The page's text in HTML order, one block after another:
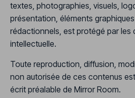
textes, photographies, visuels,
présentation, éléments
rédactionnels, est protégé par les
intellectuelle.
Toute reproduction, diffusion,
non autorisée de ces contenus
écrit préalable de Mirror Room.